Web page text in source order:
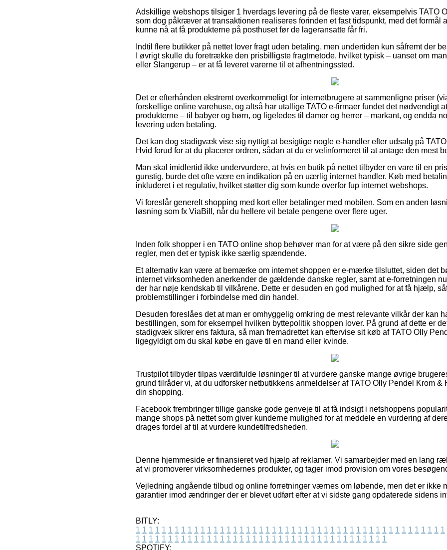
Adskillige webshops tilsiger 1 hverdags levering på de fleste varer, eksempelvis TATO
som dog påkræver at transaktionen realiseres forinden et fast tidspunkt, med det formål
kunne nå at få produkterne på posthuset før de lageransatte får fri.
Indtil flere butikker på nettet lover fragt uden betaling, men undertiden kun såfremt der
I øvrigt skulle du foretrække den prisbilligste fragtmetode, hvilket typisk – uanset om
eller Slangerup – er at få leveret varerne til et afhentningssted.
Det er efterhånden ekstremt overkommeligt for internetbrugere at sammenligne priser
forskellige online varehuse, og altså har utallige TATO e-firmaer fundet det nødvendigt
produkterne – til babyer og børn, og ligeledes til damer og herrer – markant, og endda
levering uden betaling.
Det kan dog stadigvæk vise sig nyttigt at besigtige nogle e-handler efter udsalg på
Hvid forud for at du placerer ordren, sådan at du er velinformeret til at antage den mest
Man skal imidlertid ikke undervurdere, at hvis en butik på nettet tilbyder en vare til en
gunstig, burde det ofte være en indikation på en uærlig internet handler. Køb med
inkluderet i et regulativ, hvilket støtter dig som kunde overfor fup internet webshops.
Vi foreslår generelt shopping med kort eller betalinger med mobilen. Som en anden
løsning som fx ViaBill, når du hellere vil betale pengene over flere uger.
Inden folk shopper i en TATO online shop behøver man for at være på den sikre side
regler, men det er typisk ikke særlig spændende.
Et alternativ kan være at bemærke om internet shoppen er e-mærke tilsluttet, siden det
internet virksomheden anerkender de gældende danske regler, samt at e-forretningen
der har nøje kendskab til vilkårene. Dette er desuden en god mulighed for at få hjælp,
problemstillinger i forbindelse med din handel.
Desuden foreslåes det at man er omhyggelig omkring de mest relevante vilkår der kan
bestillingen, som for eksempel hvilken byttepolitik shoppen lover. På grund af dette er
stadigvæk sikrer ens faktura, så man fremadrettet kan eftervise sit køb af TATO Olly
ligegyldigt om du skal købe en gave til en mand eller kvinde.
Trustpilot tilbyder tilpas værdifulde løsninger til at vurdere ganske mange øvrige
grund tilråder vi, at du udforsker netbutikkens anmeldelser af TATO Olly Pendel Krom
din shopping.
Facebook frembringer tillige ganske gode genveje til at få indsigt i netshoppens
mange shops på nettet som giver kunderne mulighed for at meddele en vurdering af
drages fordel af til at vurdere kundetilfredsheden.
Denne hjemmeside er finansieret ved hjælp af reklamer. Vi samarbejder med en lang
at vi promoverer virksomhedernes produkter, og tager imod provision om vores
Vejledning angående tilbud og online forretninger værnes om løbende, men det er ikke
garantier imod ændringer der er blevet udført efter at vi sidste gang opdaterede sidens
BITLY:
1 1 1 1 1 1 1 1 1 1 1 1 1 1 1 1 1 1 1 1 1 1 1 1 1 1 1 1 1 1 1 1 1 1 1 1 1 1 1 1 1 1 1 1 1 1 1 1
1 1 1 1 1 1 1 1 1 1 1 1 1 1 1 1 1 1 1 1 1 1 1 1 1 1 1 1 1 1 1 1 1 1 1 1 1 1 1
SPOTIFY: